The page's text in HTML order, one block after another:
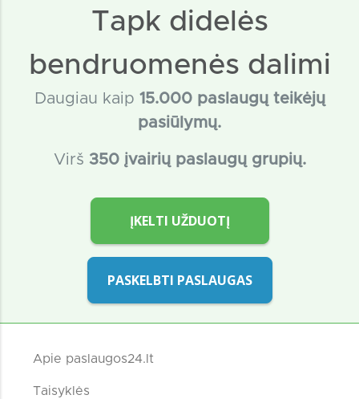
Tapk didelės
bendruomenės dalimi
Daugiau kaip 15.000 paslaugų teikėjų
pasiūlymų.
Virš 350 įvairių paslaugų grupių.
ĮKELTI UŽDUOTĮ
PASKELBTI PASLAUGAS
Apie paslaugos24.lt
Taisyklės